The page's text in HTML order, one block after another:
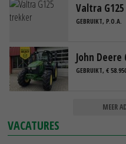
Valtra
GEBRUIKT, P.O.A.
John
GEBRUIKT, €
MEER
VACATURES